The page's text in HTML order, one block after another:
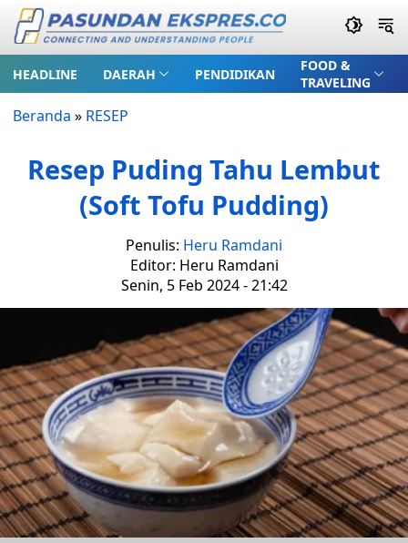
HEADLINE DAERAH PENDIDIKAN
FOOD &
TRAVELING
Beranda » RESEP
Resep Puding Tahu Lembut
(Soft Tofu Pudding)
Penulis: Heru Ramdani
Editor: Heru Ramdani
Senin, 5 Feb 2024 - 21:42